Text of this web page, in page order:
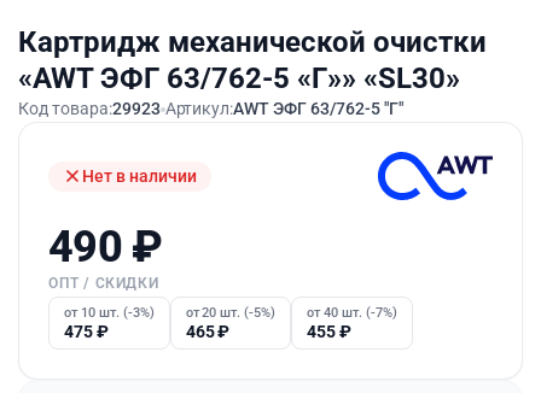
Картридж механической очистки
«AWT ЭФГ 63/762-5 «Г»» «SL30»
Код товара:29923 Артикул:AWT ЭФГ 63/762-5 "Г"
Нет в наличии
490 ₽
ОПТ / СКИДКИ
от 10 шт. (-3%)
475₽
от 20 шт. (-5%)
465₽
от 40 шт. (-7%)
455₽